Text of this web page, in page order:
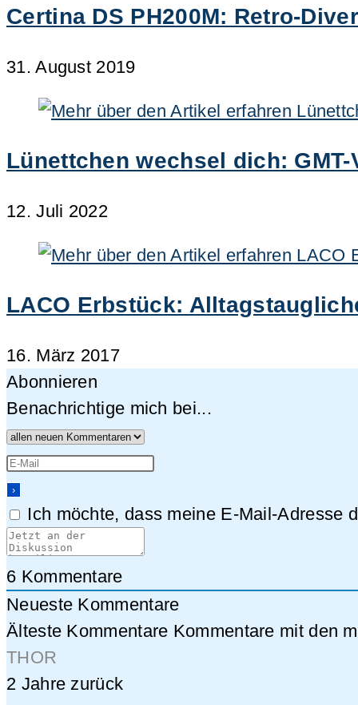
Certina DS PH200M: Retro-
31. August 2019
Lünettchen wechsel dich:
12. Juli 2022
LACO Erbstück:
16. März 2017
Abonnieren
Benachrichtige mich bei...
Ich möchte, dass meine E-Mail-Adresse
6 Kommentare
Neueste Kommentare
Älteste Kommentare Kommentare mit den
THOR
2 Jahre zurück